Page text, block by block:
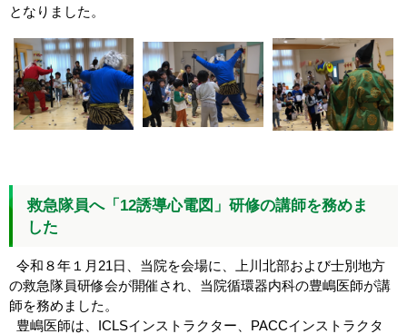
となりました。
救急隊員へ「12誘導心電図」研修の講師を務めま
した
令和８年１月21日、当院を会場に、上川北部および士別地方
の救急隊員研修会が開催され、当院循環器内科の豊嶋医師が講
師を務めました。
豊嶋医師は、ICLSインストラクター、PACCインストラクタ